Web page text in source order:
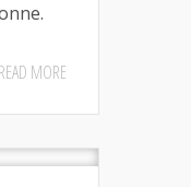
READ MORE